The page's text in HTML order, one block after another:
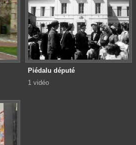
Piédalu député
1 vidéo